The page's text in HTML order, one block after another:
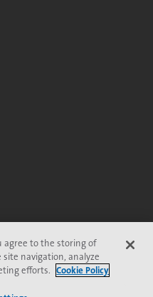
Privacidad
Accesibilidad
agree to the storing of
site navigation, analyze
efforts. Cookie Policy